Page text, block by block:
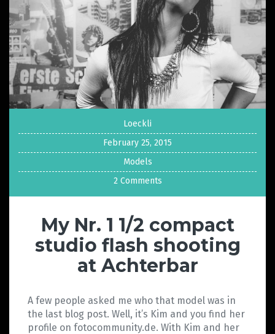
Loeckli
February 25, 2015
Models
2 Comments
My Nr. 1 1/2 compact
studio flash shooting
at Achterbar
A few people asked me who that model was in
the last blog post. Well, it’s Kim and you find her
profile on fotocommunity.de. With Kim and her